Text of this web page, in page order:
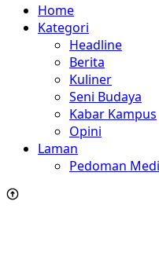
Home
Kategori
Headline
Berita
Kuliner
Seni Budaya
Kabar Kampus
Opini
Laman
Pedoman